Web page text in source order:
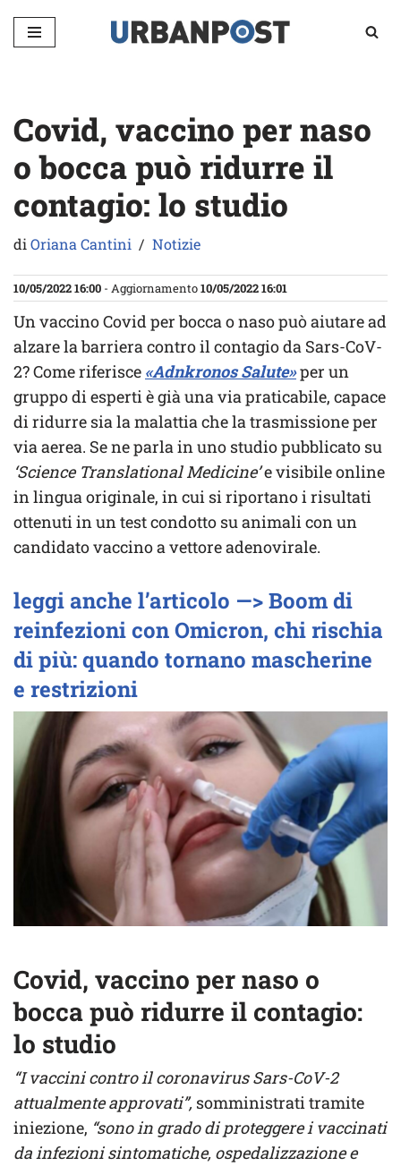
Vai
Covid, vaccino per naso
o bocca può ridurre il
contagio: lo studio
diOriana Cantini Notizie
10/05/2022 16:00 - Aggiornamento10/05/2022 16:01
Un vaccino Covid per bocca o naso può aiutare ad
alzare la barriera contro il contagio da Sars-CoV-
2? Come riferisce «Adnkronos Salute»per un
gruppo di esperti è già una via praticabile, capace
di ridurre sia la malattia che la trasmissione per
via aerea. Se ne parla in uno studio pubblicato su
‘Science Translational Medicine’e visibile online
in lingua originale, in cui si riportano i risultati
ottenuti in un test condotto su animali con un
candidato vaccino a vettore adenovirale.
leggi anche l’articolo —> Boom di
reinfezioni con Omicron, chi rischia
di più: quando tornano mascherine
e restrizioni
Covid, vaccino per naso o
bocca può ridurre il contagio:
lo studio
“I vaccini contro il coronavirus Sars-CoV-2
attualmente approvati”, somministrati tramite
iniezione, “sono in grado di proteggere i vaccinati
da infezioni sintomatiche, ospedalizzazione e